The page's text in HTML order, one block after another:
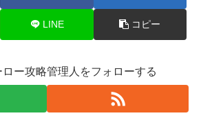
LINE コピー
ー攻略管理人をフォローする